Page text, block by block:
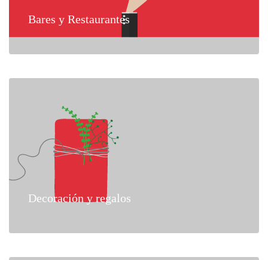
Bares y Restaurantes
Decoración y regalos